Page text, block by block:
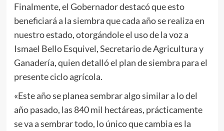
Finalmente, el Gobernador destacó que esto
beneficiará a la siembra que cada año se realiza en
nuestro estado, otorgándole el uso de la voz a
Ismael Bello Esquivel, Secretario de Agricultura y
Ganadería, quien detalló el plan de siembra para el
presente ciclo agrícola.
«Este año se planea sembrar algo similar a lo del
año pasado, las 840 mil hectáreas, prácticamente
se va a sembrar todo, lo único que cambia es la